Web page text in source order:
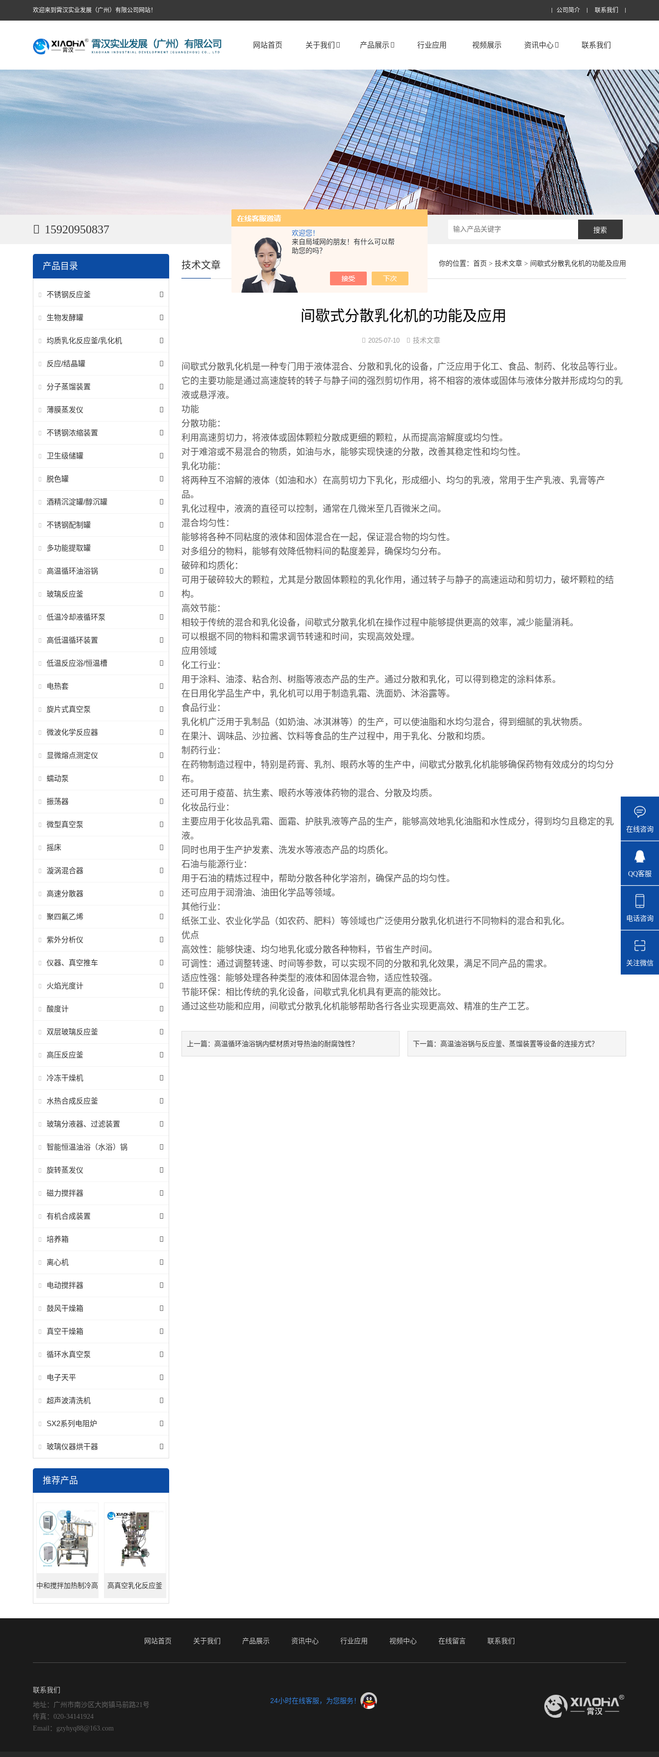
欢迎您！
来自局域网的朋友！有什么可以帮
助您的吗？
欢迎来到霄汉实业发展（广州）有限公司网站！ 公司简介 联系我们
网站首页 关于我们 产品展示 行业应用 视频展示 资讯中心 联系我们
15920950837
产品目录
不锈钢反应釜
生物发酵罐
均质乳化反应釜/乳化机
反应/结晶罐
分子蒸馏装置
薄膜蒸发仪
不锈钢浓缩装置
卫生级储罐
脱色罐
酒精沉淀罐/醇沉罐
不锈钢配制罐
多功能提取罐
高温循环油浴锅
玻璃反应釜
低温冷却液循环泵
高低温循环装置
低温反应浴/恒温槽
电热套
旋片式真空泵
微波化学反应器
显微熔点测定仪
蠕动泵
振荡器
微型真空泵
摇床
漩涡混合器
高速分散器
聚四氟乙烯
紫外分析仪
仪器、真空推车
火焰光度计
酸度计
双层玻璃反应釜
高压反应釜
冷冻干燥机
水热合成反应釜
玻璃分液器、过滤装置
智能恒温油浴（水浴）锅
旋转蒸发仪
磁力搅拌器
有机合成装置
培养箱
离心机
电动搅拌器
鼓风干燥箱
真空干燥箱
循环水真空泵
电子天平
超声波清洗机
SX2系列电阻炉
玻璃仪器烘干器
推荐产品
中和搅拌加热制冷高 高真空乳化反应釜
你的位置： 首页 > 技术文章> 间歇式分散乳化机的功能及应用
技术文章
间歇式分散乳化机的功能及应用
2025-07-10 技术文章
间歇式分散乳化机是一种专门用于液体混合、分散和乳化的设备，广泛应用于化工、食品、制药、化妆品等行业。
它的主要功能是通过高速旋转的转子与静子间的强烈剪切作用，将不相容的液体或固体与液体分散并形成均匀的乳
液或悬浮液。
功能
分散功能：
利用高速剪切力，将液体或固体颗粒分散成更细的颗粒，从而提高溶解度或均匀性。
对于难溶或不易混合的物质，如油与水，能够实现快速的分散，改善其稳定性和均匀性。
乳化功能：
将两种互不溶解的液体（如油和水）在高剪切力下乳化，形成细小、均匀的乳液，常用于生产乳液、乳膏等产
品。
乳化过程中，液滴的直径可以控制，通常在几微米至几百微米之间。
混合均匀性：
能够将各种不同粘度的液体和固体混合在一起，保证混合物的均匀性。
对多组分的物料，能够有效降低物料间的黏度差异，确保均匀分布。
破碎和均质化：
可用于破碎较大的颗粒，尤其是分散固体颗粒的乳化作用，通过转子与静子的高速运动和剪切力，破坏颗粒的结
构。
高效节能：
相较于传统的混合和乳化设备，间歇式分散乳化机在操作过程中能够提供更高的效率，减少能量消耗。
可以根据不同的物料和需求调节转速和时间，实现高效处理。
应用领域
化工行业：
用于涂料、油漆、粘合剂、树脂等液态产品的生产。通过分散和乳化，可以得到稳定的涂料体系。
在日用化学品生产中，乳化机可以用于制造乳霜、洗面奶、沐浴露等。
食品行业：
乳化机广泛用于乳制品（如奶油、冰淇淋等）的生产，可以使油脂和水均匀混合，得到细腻的乳状物质。
在果汁、调味品、沙拉酱、饮料等食品的生产过程中，用于乳化、分散和均质。
制药行业：
在药物制造过程中，特别是药膏、乳剂、眼药水等的生产中，间歇式分散乳化机能够确保药物有效成分的均匀分
布。
还可用于疫苗、抗生素、眼药水等液体药物的混合、分散及均质。
化妆品行业：
主要应用于化妆品乳霜、面霜、护肤乳液等产品的生产，能够高效地乳化油脂和水性成分，得到均匀且稳定的乳
液。
同时也用于生产护发素、洗发水等液态产品的均质化。
石油与能源行业：
用于石油的精炼过程中，帮助分散各种化学溶剂，确保产品的均匀性。
还可应用于润滑油、油田化学品等领域。
其他行业：
纸张工业、农业化学品（如农药、肥料）等领域也广泛使用分散乳化机进行不同物料的混合和乳化。
优点
高效性：能够快速、均匀地乳化或分散各种物料，节省生产时间。
可调性：通过调整转速、时间等参数，可以实现不同的分散和乳化效果，满足不同产品的需求。
适应性强：能够处理各种类型的液体和固体混合物，适应性较强。
节能环保：相比传统的乳化设备，间歇式乳化机具有更高的能效比。
通过这些功能和应用，间歇式分散乳化机能够帮助各行各业实现更高效、精准的生产工艺。
上一篇： 高温循环油浴锅内壁材质对导热油的耐腐蚀性？ 下一篇： 高温油浴锅与反应釜、蒸馏装置等设备的连接方式？
网站首页 关于我们 产品展示 资讯中心 行业应用 视频中心 在线留言 联系我们
联系我们
地址：广州市南沙区大岗镇马前路21号
传真：020-34141924
Email：gzyhyq88@163.com
24小时在线客服，为您服务！
在线咨询
QQ客服
电话咨询
关注微信